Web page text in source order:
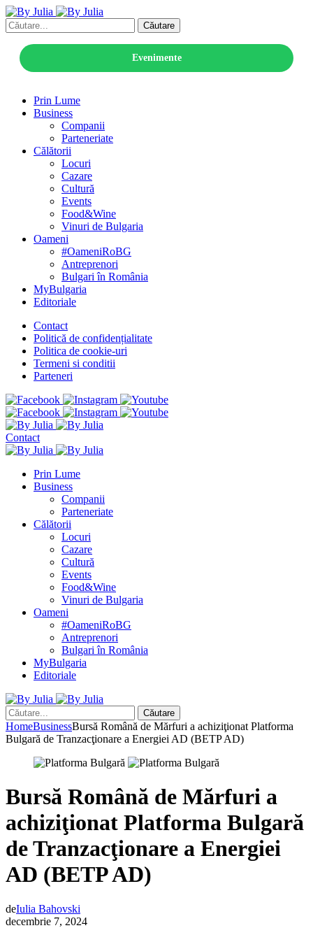
Căutare
Evenimente
Prin Lume
Business
Companii
Parteneriate
Călătorii
Locuri
Cazare
Cultură
Events
Food&Wine
Vinuri de Bulgaria
Oameni
#OameniRoBG
Antreprenori
Bulgari în România
MyBulgaria
Editoriale
Contact
Politică de confidențialitate
Politica de cookie-uri
Termeni si conditii
Parteneri
Contact
Prin Lume
Business
Companii
Parteneriate
Călătorii
Locuri
Cazare
Cultură
Events
Food&Wine
Vinuri de Bulgaria
Oameni
#OameniRoBG
Antreprenori
Bulgari în România
MyBulgaria
Editoriale
Căutare
HomeBusinessBursă Română de Mărfuri a achiziţionat Platforma
Bulgară de Tranzacţionare a Energiei AD (BETP AD)
Bursă Română de Mărfuri a
achiziţionat Platforma Bulgară
de Tranzacţionare a Energiei
AD (BETP AD)
deIulia Bahovski
decembrie 7, 2024